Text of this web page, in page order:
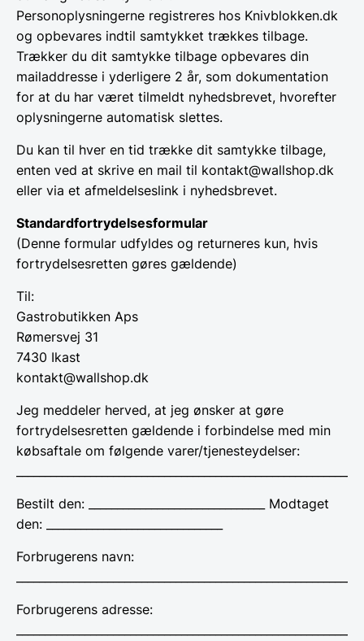
Personoplysningerne registreres hos Knivblokken.dk
og opbevares indtil samtykket trækkes tilbage.
Trækker du dit samtykke tilbage opbevares din
mailaddresse i yderligere 2 år, som dokumentation
for at du har været tilmeldt nyhedsbrevet, hvorefter
oplysningerne automatisk slettes.
Du kan til hver en tid trække dit samtykke tilbage,
enten ved at skrive en mail til kontakt@wallshop.dk
eller via et afmeldelseslink i nyhedsbrevet.
Standardfortrydelsesformular
(Denne formular udfyldes og returneres kun, hvis
fortrydelsesretten gøres gældende)
Til:
Gastrobutikken Aps
Rømersvej 31
7430 Ikast
kontakt@wallshop.dk
Jeg meddeler herved, at jeg ønsker at gøre
fortrydelsesretten gældende i forbindelse med min
købsaftale om følgende varer/tjenesteydelser:
Bestilt den: _______________________________ Modtaget
den: _______________________________
Forbrugerens navn:
Forbrugerens adresse: